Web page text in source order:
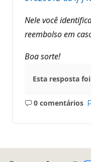
Nele você
reembolso em
Boa sorte!
Esta resposta
0 comentários
Sem